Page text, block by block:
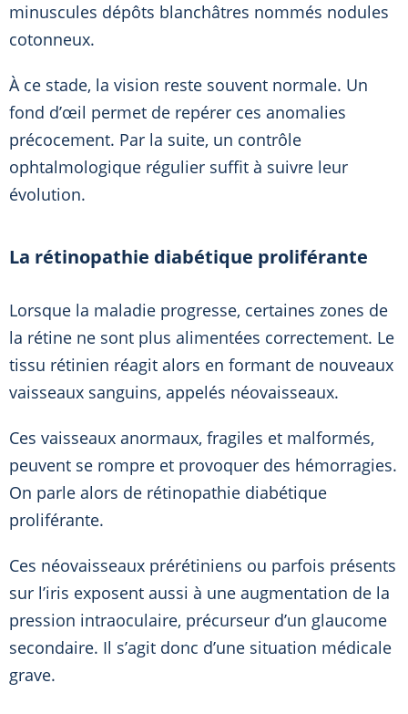
minuscules dépôts blanchâtres nommés nodules
cotonneux.
À ce stade, la vision reste souvent normale. Un
fond d’œil permet de repérer ces anomalies
précocement. Par la suite, un contrôle
ophtalmologique régulier suffit à suivre leur
évolution.
La rétinopathie diabétique proliférante
Lorsque la maladie progresse, certaines zones de
la rétine ne sont plus alimentées correctement. Le
tissu rétinien réagit alors en formant de nouveaux
vaisseaux sanguins, appelés néovaisseaux.
Ces vaisseaux anormaux, fragiles et malformés,
peuvent se rompre et provoquer des hémorragies.
On parle alors de rétinopathie diabétique
proliférante.
Ces néovaisseaux prérétiniens ou parfois présents
sur l’iris exposent aussi à une augmentation de la
pression intraoculaire, précurseur d’un glaucome
secondaire. Il s’agit donc d’une situation médicale
grave.